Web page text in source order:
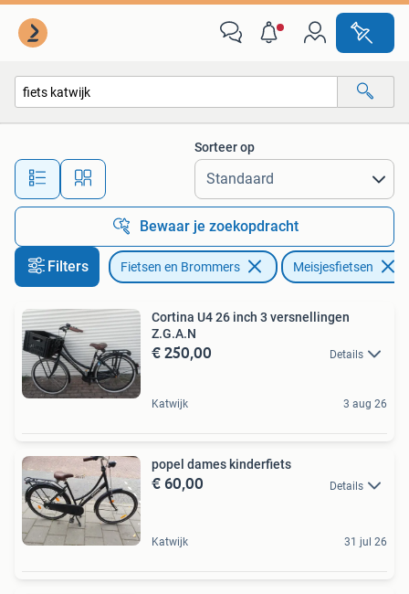
Alle afstanden…
Sorteer op
Bewaar je zoekopdracht
Filters Fietsen en Brommers Meisjesfietsen
Cortina U4 26 inch 3 versnellingen
Z.G.A.N
€ 250,00 Details
Katwijk 3 aug 26
popel dames kinderfiets
€ 60,00 Details
Katwijk 31 jul 26